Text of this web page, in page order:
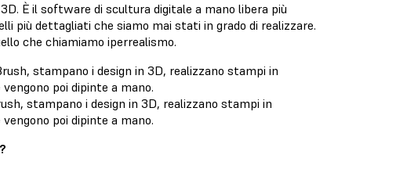
È il software di scultura digitale a mano libera più
più dettagliati che siamo mai stati in grado di realizzare.
che chiamiamo iperrealismo.
stampano i design in 3D, realizzano stampi in
poi dipinte a mano.